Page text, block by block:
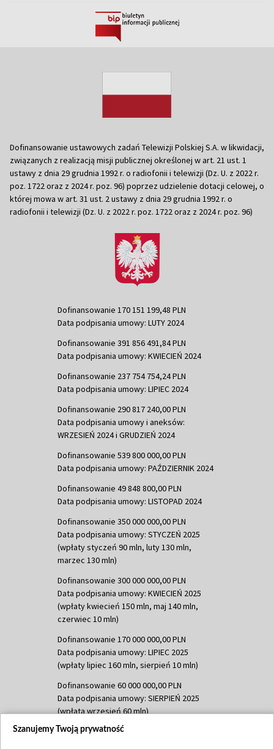
Dofinansowanie ustawowych zadań Telewizji Polskiej S.A. w likwidacji,
związanych z realizacją misji publicznej określonej w art. 21 ust. 1
ustawy z dnia 29 grudnia 1992 r. o radiofonii i telewizji (Dz. U. z 2022 r.
poz. 1722 oraz z 2024 r. poz. 96) poprzez udzielenie dotacji celowej, o
której mowa w art. 31 ust. 2 ustawy z dnia 29 grudnia 1992 r. o
radiofonii i telewizji (Dz. U. z 2022 r. poz. 1722 oraz z 2024 r. poz. 96)
Dofinansowanie 170 151 199,48 PLN
Data podpisania umowy: LUTY 2024
Dofinansowanie 391 856 491,84 PLN
Data podpisania umowy: KWIECIEŃ 2024
Dofinansowanie 237 754 754,24 PLN
Data podpisania umowy: LIPIEC 2024
Dofinansowanie 290 817 240,00 PLN
Data podpisania umowy i aneksów:
WRZESIEŃ 2024 i GRUDZIEŃ 2024
Dofinansowanie 539 800 000,00 PLN
Data podpisania umowy: PAŹDZIERNIK 2024
Dofinansowanie 49 848 800,00 PLN
Data podpisania umowy: LISTOPAD 2024
Dofinansowanie 350 000 000,00 PLN
Data podpisania umowy: STYCZEŃ 2025
(wpłaty styczeń 90 mln, luty 130 mln,
marzec 130 mln)
Dofinansowanie 300 000 000,00 PLN
Data podpisania umowy: KWIECIEŃ 2025
(wpłaty kwiecień 150 mln, maj 140 mln,
czerwiec 10 mln)
Dofinansowanie 170 000 000,00 PLN
Data podpisania umowy: LIPIEC 2025
(wpłaty lipiec 160 mln, sierpień 10 mln)
Dofinansowanie 60 000 000,00 PLN
Data podpisania umowy: SIERPIEŃ 2025
(wpłata wrzesień 60 mln)
Dofinansowanie 635 783 051,21 PLN
Szanujemy Twoją prywatność